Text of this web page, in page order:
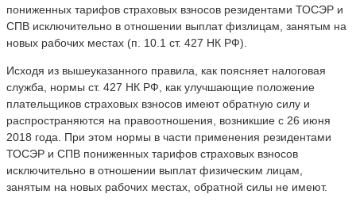
пониженных тарифов страховых взносов резидентами ТОСЭР и
СПВ исключительно в отношении выплат физлицам, занятым на
новых рабочих местах (п. 10.1 ст. 427 НК РФ).
Исходя из вышеуказанного правила, как поясняет налоговая
служба, нормы ст. 427 НК РФ, как улучшающие положение
плательщиков страховых взносов имеют обратную силу и
распространяются на правоотношения, возникшие с 26 июня
2018 года. При этом нормы в части применения резидентами
ТОСЭР и СПВ пониженных тарифов страховых взносов
исключительно в отношении выплат физическим лицам,
занятым на новых рабочих местах, обратной силы не имеют.